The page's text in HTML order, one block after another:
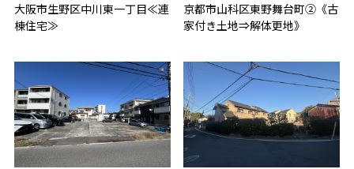
大阪市生野区中川東一丁目≪連
棟住宅≫
京都市山科区東野舞台町②《古
家付き土地⇒解体更地》